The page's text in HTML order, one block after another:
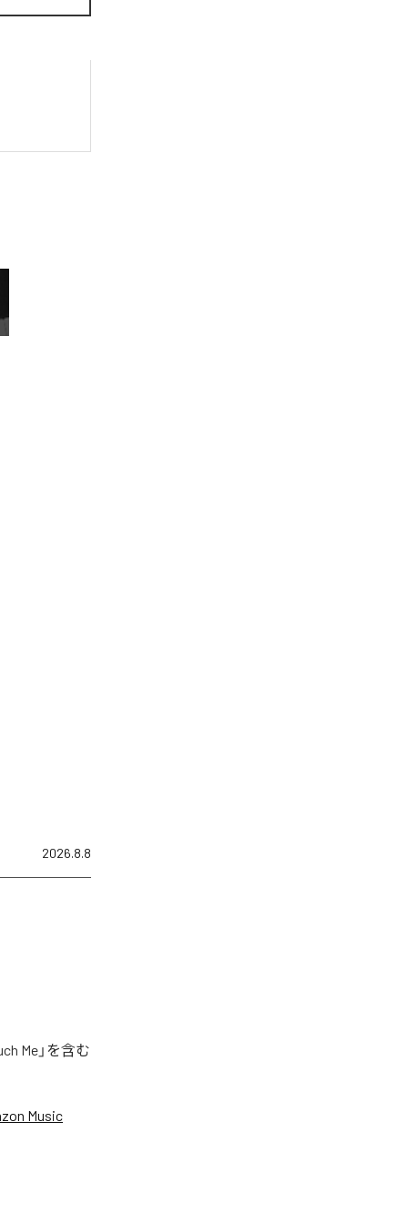
2026.8.8
Me」を含む
Music